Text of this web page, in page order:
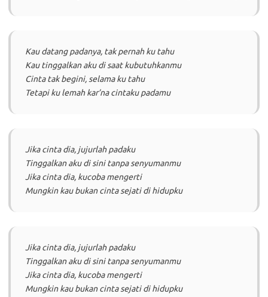
Kau datang padanya, tak pernah ku tahu
Kau tinggalkan aku di saat kubutuhkanmu
Cinta tak begini, selama ku tahu
Tetapi ku lemah kar’na cintaku padamu
Jika cinta dia, jujurlah padaku
Tinggalkan aku di sini tanpa senyumanmu
Jika cinta dia, kucoba mengerti
Mungkin kau bukan cinta sejati di hidupku
Jika cinta dia, jujurlah padaku
Tinggalkan aku di sini tanpa senyumanmu
Jika cinta dia, kucoba mengerti
Mungkin kau bukan cinta sejati di hidupku